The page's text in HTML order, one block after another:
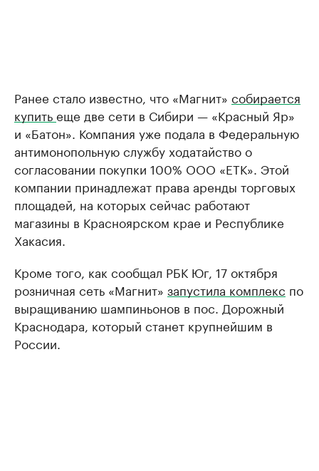
Ранее стало известно, что «Магнит» собирается
купитьеще две сети в Сибири — «Красный Яр»
и «Батон». Компания уже подала в Федеральную
антимонопольную службу ходатайство о
согласовании покупки 100% ООО «ЕТК». Этой
компании принадлежат права аренды торговых
площадей, на которых сейчас работают
магазины в Красноярском крае и Республике
Хакасия.
Кроме того, как сообщал РБК Юг, 17 октября
розничная сеть «Магнит» запустила комплекс по
выращиванию шампиньонов в пос. Дорожный
Краснодара, который станет крупнейшим в
России.